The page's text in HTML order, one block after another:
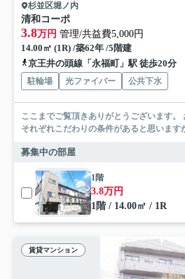
杉並区堀ノ内
清和コーポ
3.8万円 管理/共益費5,000円
14.00㎡ (1R) /築62年 /5階建
京王井の頭線「永福町」駅 徒歩20分
駐輪場 光ファイバー 公共下水
ここまでご覧頂きありがとうございます。 お部屋探しの際には、皆さま
それぞれこだわりの条件があると思います
募集中の部屋
1階
3.8万円
1階 / 14.00㎡ / 1R
賃貸マンション